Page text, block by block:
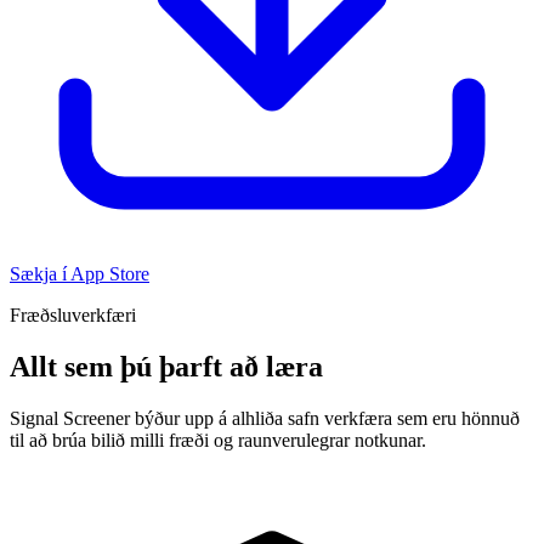
Sækja í App Store
Fræðsluverkfæri
Allt sem þú þarft að læra
Signal Screener býður upp á alhliða safn verkfæra sem eru hönnuð
til að brúa bilið milli fræði og raunverulegrar notkunar.